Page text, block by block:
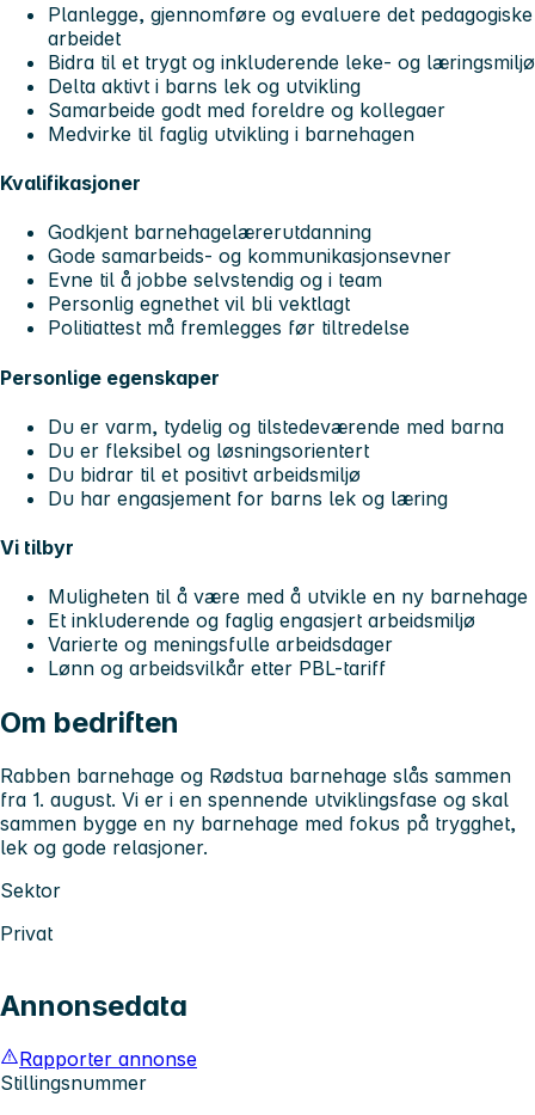
Planlegge, gjennomføre og evaluere det pedagogiske
arbeidet
Bidra til et trygt og inkluderende leke- og læringsmiljø
Delta aktivt i barns lek og utvikling
Samarbeide godt med foreldre og kollegaer
Medvirke til faglig utvikling i barnehagen
Kvalifikasjoner
Godkjent barnehagelærerutdanning
Gode samarbeids- og kommunikasjonsevner
Evne til å jobbe selvstendig og i team
Personlig egnethet vil bli vektlagt
Politiattest må fremlegges før tiltredelse
Personlige egenskaper
Du er varm, tydelig og tilstedeværende med barna
Du er fleksibel og løsningsorientert
Du bidrar til et positivt arbeidsmiljø
Du har engasjement for barns lek og læring
Vi tilbyr
Muligheten til å være med å utvikle en ny barnehage
Et inkluderende og faglig engasjert arbeidsmiljø
Varierte og meningsfulle arbeidsdager
Lønn og arbeidsvilkår etter PBL-tariff
Om bedriften
Rabben barnehage og Rødstua barnehage slås sammen
fra 1. august. Vi er i en spennende utviklingsfase og skal
sammen bygge en ny barnehage med fokus på trygghet,
lek og gode relasjoner.
Sektor
Privat
Annonsedata
Rapporter annonse
Stillingsnummer